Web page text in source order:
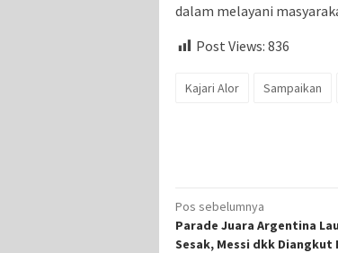
dalam melayani
Post Views: 836
Kajari Alor Sampaikan
Navigasi
pos
Pos sebelumnya
Parade Juara Argentina
Sesak, Messi dkk